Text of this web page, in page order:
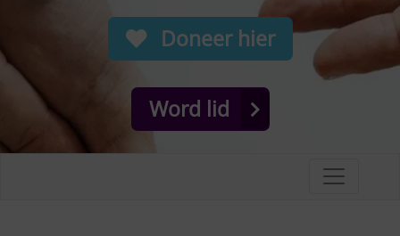
Doneer hier
Word lid